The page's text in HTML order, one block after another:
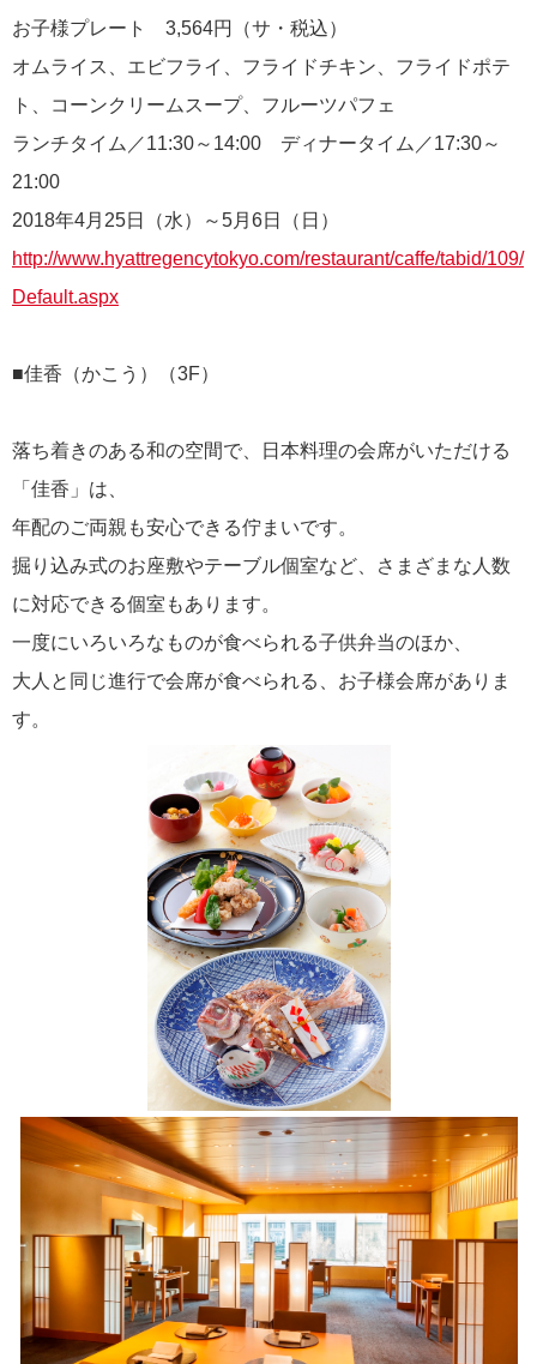
お子様プレート 3,564円（サ・税込）
オムライス、エビフライ、フライドチキン、フライドポテ
ト、コーンクリームスープ、フルーツパフェ
ランチタイム／11:30～14:00 ディナータイム／17:30～
21:00
2018年4月25日（水）～5月6日（日）
http://www.hyattregencytokyo.com/restaurant/caffe/tabid/109/
Default.aspx
■佳香（かこう）（3F）
落ち着きのある和の空間で、日本料理の会席がいただける
「佳香」は、
年配のご両親も安心できる佇まいです。
掘り込み式のお座敷やテーブル個室など、さまざまな人数
に対応できる個室もあります。
一度にいろいろなものが食べられる子供弁当のほか、
大人と同じ進行で会席が食べられる、お子様会席がありま
す。